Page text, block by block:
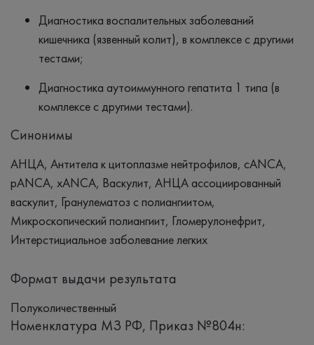
Диагностика воспалительных заболеваний
кишечника (язвенный колит), в комплексе с другими
тестами;
Диагностика аутоиммунного гепатита 1 типа (в
комплексе с другими тестами).
Синонимы
АНЦА, Антитела к цитоплазме нейтрофилов, cANCA,
pANCA, xANCA, Васкулит, АНЦА ассоциированный
васкулит, Гранулематоз с полиангиитом,
Микроскопический полиангиит, Гломерулонефрит,
Интерстициальное заболевание легких
Формат выдачи результата
Полуколичественный
Номенклатура МЗ РФ, Приказ №804н: